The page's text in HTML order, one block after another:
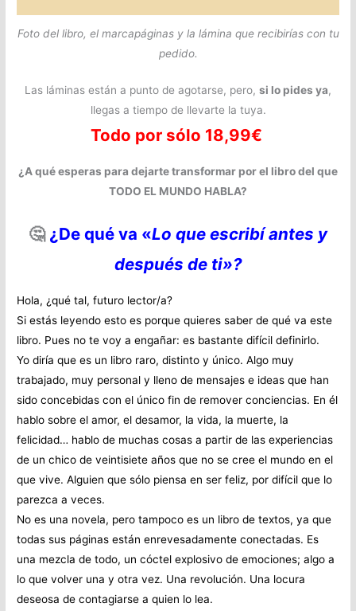
Foto del libro, el marcapáginas y la lámina que recibirías con tu
pedido.
Las láminas están a punto de agotarse, pero, si lo pides ya,
llegas a tiempo de llevarte la tuya.
Todo por sólo 18,99€
¿A qué esperas para dejarte transformar por el libro del que
TODO EL MUNDO HABLA?
🤔 ¿De qué va «Lo que escribí antes y
después de ti»?
Hola, ¿qué tal, futuro lector/a?
Si estás leyendo esto es porque quieres saber de qué va este
libro. Pues no te voy a engañar: es bastante difícil definirlo.
Yo diría que es un libro raro, distinto y único. Algo muy
trabajado, muy personal y lleno de mensajes e ideas que han
sido concebidas con el único fin de remover conciencias. En él
hablo sobre el amor, el desamor, la vida, la muerte, la
felicidad… hablo de muchas cosas a partir de las experiencias
de un chico de veintisiete años que no se cree el mundo en el
que vive. Alguien que sólo piensa en ser feliz, por difícil que lo
parezca a veces.
No es una novela, pero tampoco es un libro de textos, ya que
todas sus páginas están enrevesadamente conectadas. Es
una mezcla de todo, un cóctel explosivo de emociones; algo a
lo que volver una y otra vez. Una revolución. Una locura
deseosa de contagiarse a quien lo lea.